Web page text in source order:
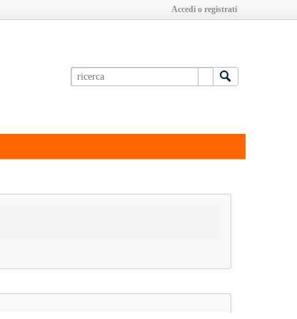
Accedi o registrati